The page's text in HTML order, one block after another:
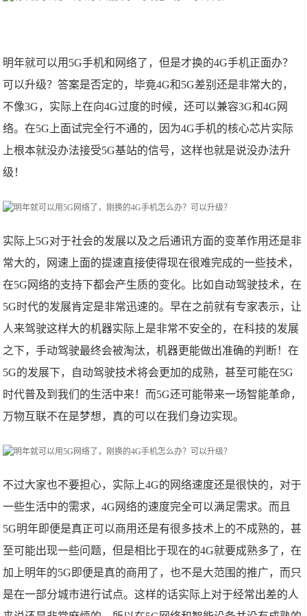
明年就可以用5G手机和网络了，但是才换的4G手机正面办？
可以升级？答案是否定的，毕竟4G和5G差别还是非常大的，
不像3G，实际上在向4G过度的时候，还可以兼容3G和4G网
络。在5G上面试完全行不通的，因为4G手机的核心芯片实际
上根本就没办法接受5G基站的信号，这样也就是说没办法升
级！
实际上5G对于社会的发展以及之后通讯方面的变革作用还是非
常大的，网速上面的提速直接使得现在很难完成的一些技术，
在5G网络的支持下都会产生质的变化。比如自动驾驶技术，在
5G时代的发展肯定是非常迅速的。早在之前就有专家表示，让
人来驾驶这样大的机器实际上是非常不安全的，在科技的发展
之下，手动驾驶最终会被淘汰，机器更能做出准确的判断！在
5G的发展下，自动驾驶技术将会更加的成熟，甚至可能在5G
时代普及到我们的生活中来！而5G还可能带来一场智能革命，
万物互联不在是梦想，真的可以在我们身边实现。
不过大家也不要担心，实际上4G的网络速度还是很快的，对于
一些生活中的需求，4G网络的速度完全可以满足需求。而且
5G明年即便是真正可以商用还是有很多技术上的不成熟的，甚
至可能出现一些问题，但是相比于现在的4G就要成熟多了，在
加上明年的5G即便是真的商用了，也不是大范围的推广，而只
是在一部分城市进行试点。这样的话实际上对于经常出差的人